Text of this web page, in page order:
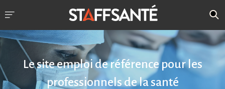
Le site emploi de référence pour les
professionnels de la santé